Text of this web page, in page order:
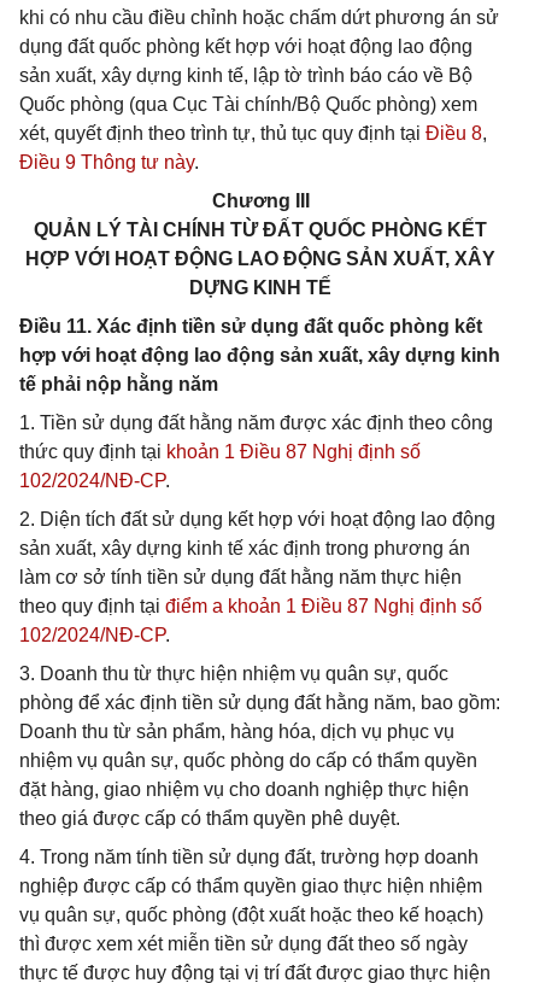
khi có nhu cầu điều chỉnh hoặc chấm dứt phương án sử
dụng đất quốc phòng kết hợp với hoạt động lao động
sản xuất, xây dựng kinh tế, lập tờ trình báo cáo về Bộ
Quốc phòng (qua Cục Tài chính/Bộ Quốc phòng) xem
xét, quyết định theo trình tự, thủ tục quy định tại Điều 8,
Điều 9 Thông tư này.
Chương III
QUẢN LÝ TÀI CHÍNH TỪ ĐẤT QUỐC PHÒNG KẾT
HỢP VỚI HOẠT ĐỘNG LAO ĐỘNG SẢN XUẤT, XÂY
DỰNG KINH TẾ
Điều 11. Xác định tiền sử dụng đất quốc phòng kết
hợp với hoạt động lao động sản xuất, xây dựng kinh
tế phải nộp hằng năm
1. Tiền sử dụng đất hằng năm được xác định theo công
thức quy định tại khoản 1 Điều 87 Nghị định số
102/2024/NĐ-CP.
2. Diện tích đất sử dụng kết hợp với hoạt động lao động
sản xuất, xây dựng kinh tế xác định trong phương án
làm cơ sở tính tiền sử dụng đất hằng năm thực hiện
theo quy định tại điểm a khoản 1 Điều 87 Nghị định số
102/2024/NĐ-CP.
3. Doanh thu từ thực hiện nhiệm vụ quân sự, quốc
phòng để xác định tiền sử dụng đất hằng năm, bao gồm:
Doanh thu từ sản phẩm, hàng hóa, dịch vụ phục vụ
nhiệm vụ quân sự, quốc phòng do cấp có thẩm quyền
đặt hàng, giao nhiệm vụ cho doanh nghiệp thực hiện
theo giá được cấp có thẩm quyền phê duyệt.
4. Trong năm tính tiền sử dụng đất, trường hợp doanh
nghiệp được cấp có thẩm quyền giao thực hiện nhiệm
vụ quân sự, quốc phòng (đột xuất hoặc theo kế hoạch)
thì được xem xét miễn tiền sử dụng đất theo số ngày
thực tế được huy động tại vị trí đất được giao thực hiện